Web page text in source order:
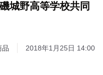
城野高等学校共同
品 2018年1月25日 14:00